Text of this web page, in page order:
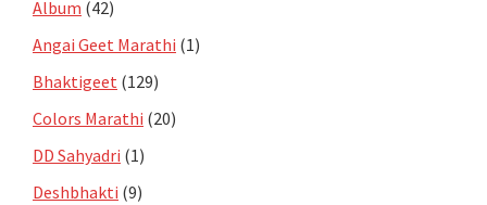
Album (42)
Angai Geet Marathi (1)
Bhaktigeet (129)
Colors Marathi (20)
DD Sahyadri (1)
Deshbhakti (9)